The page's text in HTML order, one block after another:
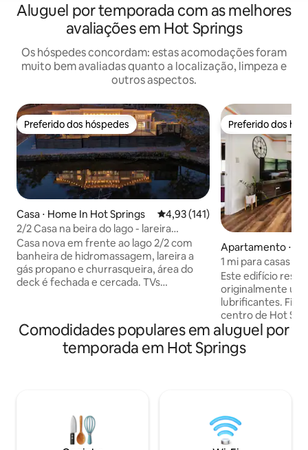
Aluguel por temporada com as melhores
avaliações em Hot Springs
Os hóspedes concordam: estas acomodações foram
muito bem avaliadas quanto a localização, limpeza e
outros aspectos.
Preferido dos hóspedes
Preferido dos hóspedes
Casa ⋅ Home In Hot Springs 4,93 de uma avaliação média de
4,93 (141)
2/2 Casa na beira do lago - lareira
externa - banheira de hidromassagem e
SALA DE JOGOS!
Casa nova em frente ao lago 2/2 com
banheira de hidromassagem, lareira a
gás propano e churrasqueira, área do
deck é fechada e cercada. TVs
o aluguel e é apenas para o uso dos
hóspedes desta propriedade e do The
Hideaway. A sala de jogos fica a 60
segundos a pé e está equipada com uma
de 50 polegadas com Wi-Fi de alta
velocidade. Doca de barco
compartilhada com Lookout Point. Muita
Preferido dos
Preferido dos
Apartamento ⋅
1 mi para casas
CIDADE * TV de
Este edifício
originalmente
lubrificantes. Fica
centro de Hot
National Park. 1 milha do centro da
cidade,
caminhadas ½
Cozinha
com assinatura
☀ Wi-Fi rápido ☀
Comodidades populares em aluguel por
temporada em Hot Springs